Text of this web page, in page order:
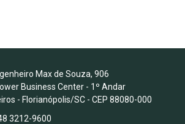
Max de Souza, 906
Business Center - 1º Andar
- Florianópolis/SC - CEP 88080-000
3212-9600